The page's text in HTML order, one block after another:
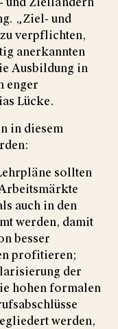
„Ziel- und
ver­pflichten,
anerkannten
Ausbildung in
enger
Lücke.
in diesem
sollten
auch in den
werden, damit
besser
profitieren;
der
hohen formalen
werden,